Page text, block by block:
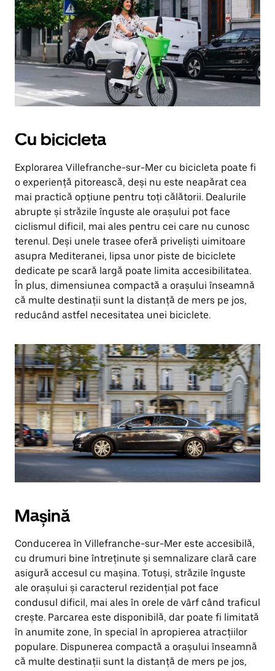
Cu bicicleta
Explorarea Villefranche-sur-Mer cu bicicleta poate fi
o experiență pitorească, deși nu este neapărat cea
mai practică opțiune pentru toți călătorii. Dealurile
abrupte și străzile înguste ale orașului pot face
ciclismul dificil, mai ales pentru cei care nu cunosc
terenul. Deși unele trasee oferă priveliști uimitoare
asupra Mediteranei, lipsa unor piste de biciclete
dedicate pe scară largă poate limita accesibilitatea.
În plus, dimensiunea compactă a orașului înseamnă
că multe destinații sunt la distanță de mers pe jos,
reducând astfel necesitatea unei biciclete.
Mașină
Conducerea în Villefranche-sur-Mer este accesibilă,
cu drumuri bine întreținute și semnalizare clară care
asigură accesul cu mașina. Totuși, străzile înguste
ale orașului și caracterul rezidențial pot face
condusul dificil, mai ales în orele de vârf când traficul
crește. Parcarea este disponibilă, dar poate fi limitată
în anumite zone, în special în apropierea atracțiilor
populare. Dispunerea compactă a orașului înseamnă
că multe destinații sunt la distanță de mers pe jos,